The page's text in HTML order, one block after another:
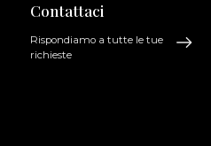
Contattaci
Rispondiamo a tutte le tue
richieste